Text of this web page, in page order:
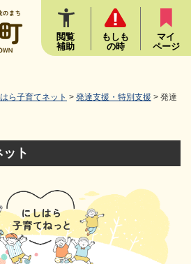
ーを飛ばして本文へ
閲覧
補助
もしも
の時
マイ
ページ
ら子育てネット > 発達支援・特別支援 > 発達
ト